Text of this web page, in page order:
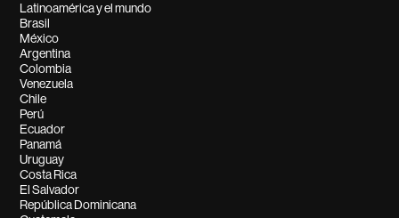
Latinoamérica y el mundo
Brasil
México
Argentina
Colombia
Venezuela
Chile
Perú
Ecuador
Panamá
Uruguay
Costa Rica
El Salvador
República Dominicana